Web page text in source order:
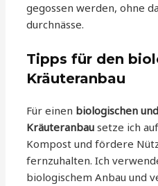
gegossen werden, ohne
durchnässe.
Tipps für den
Kräuteranbau
Für einen biologischen
Kräuteranbau setze ich
Kompost und fördere
fernzuhalten. Ich
biologischem Anbau und